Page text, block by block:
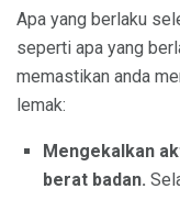
Apa yang berlaku
seperti apa yang
memastikan anda
lemak:
Mengekalkan
berat badan.